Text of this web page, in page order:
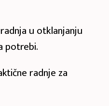
u otklanjanju
potrebi.
radnje za